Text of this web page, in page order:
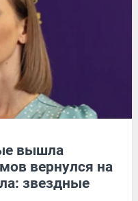
вышла
вернулся на
звездные